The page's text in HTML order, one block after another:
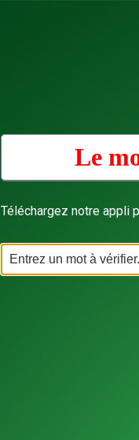
Le
Téléchargez notre appli